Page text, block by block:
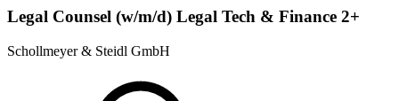
Legal Counsel (w/m/d) Legal Tech & Finance 2+
Schollmeyer & Steidl GmbH